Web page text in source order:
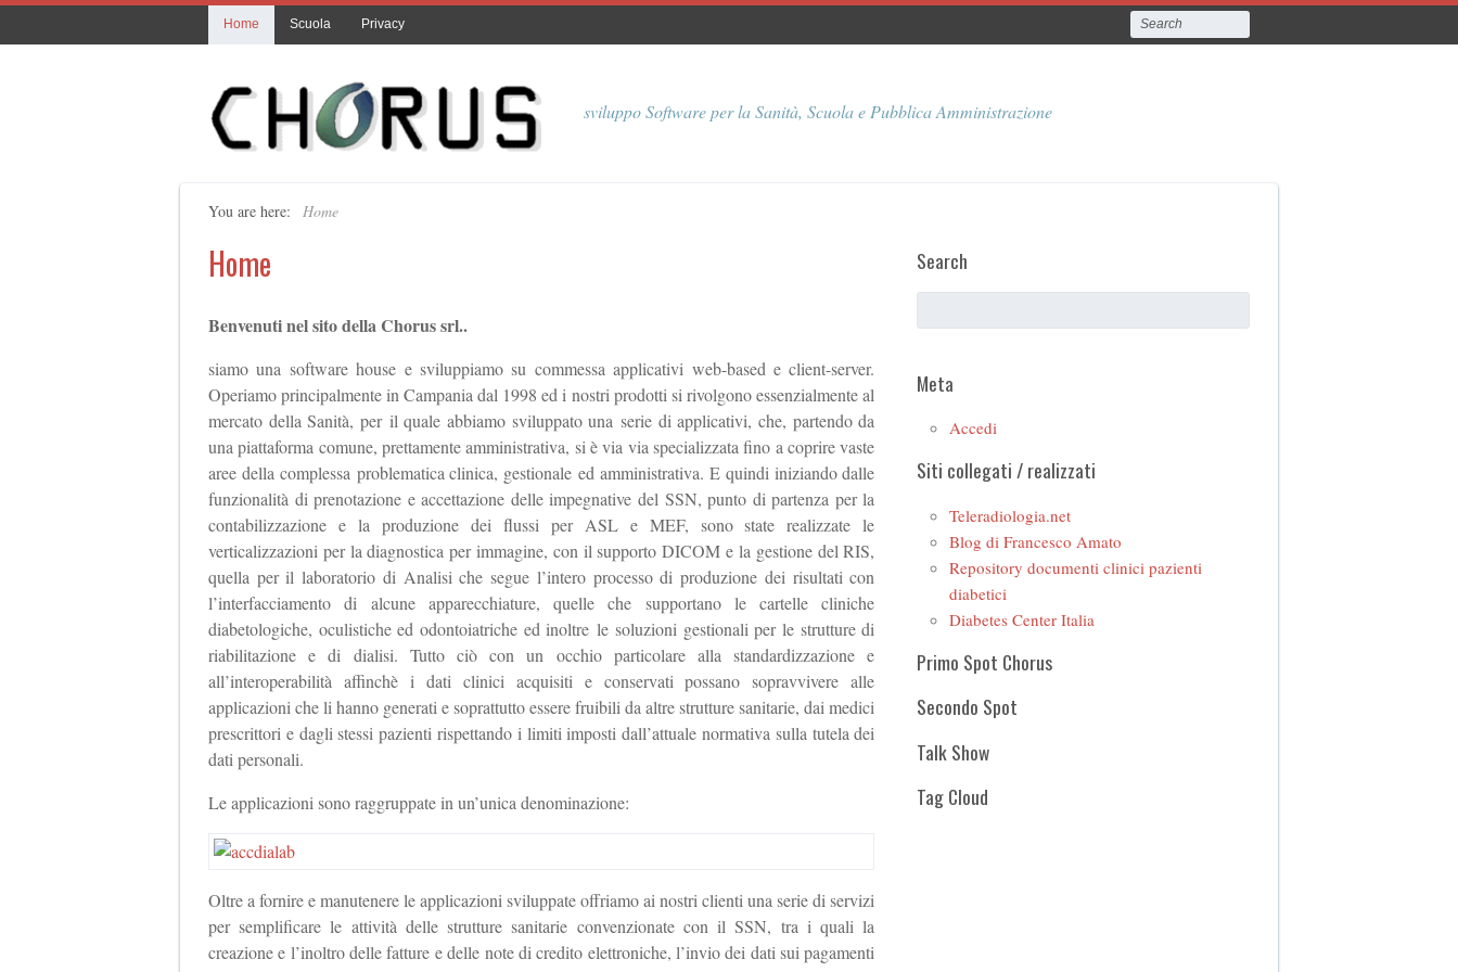
Home Scuola Privacy
sviluppo Software per la Sanità, Scuola e Pubblica Amministrazione
You are here: Home
Home
Benvenuti nel sito della Chorus srl..
siamo una software house e sviluppiamo su commessa applicativi web-based e client-server.
Operiamo principalmente in Campania dal 1998 ed i nostri prodotti si rivolgono essenzialmente al
mercato della Sanità, per il quale abbiamo sviluppato una serie di applicativi, che, partendo da
una piattaforma comune, prettamente amministrativa, si è via via specializzata fino a coprire vaste
aree della complessa problematica clinica, gestionale ed amministrativa. E quindi iniziando dalle
funzionalità di prenotazione e accettazione delle impegnative del SSN, punto di partenza per la
contabilizzazione e la produzione dei flussi per ASL e MEF, sono state realizzate le
verticalizzazioni per la diagnostica per immagine, con il supporto DICOM e la gestione del RIS,
quella per il laboratorio di Analisi che segue l’intero processo di produzione dei risultati con
l’interfacciamento di alcune apparecchiature, quelle che supportano le cartelle cliniche
diabetologiche, oculistiche ed odontoiatriche ed inoltre le soluzioni gestionali per le strutture di
riabilitazione e di dialisi. Tutto ciò con un occhio particolare alla standardizzazione e
all’interoperabilità affinchè i dati clinici acquisiti e conservati possano sopravvivere alle
applicazioni che li hanno generati e soprattutto essere fruibili da altre strutture sanitarie, dai medici
prescrittori e dagli stessi pazienti rispettando i limiti imposti dall’attuale normativa sulla tutela dei
dati personali.
Le applicazioni sono raggruppate in un’unica denominazione:
Oltre a fornire e manutenere le applicazioni sviluppate offriamo ai nostri clienti una serie di servizi
per semplificare le attività delle strutture sanitarie convenzionate con il SSN, tra i quali la
creazione e l’inoltro delle fatture e delle note di credito elettroniche, l’invio dei dati sui pagamenti
Search
Meta
Accedi
Siti collegati / realizzati
Teleradiologia.net
Blog di Francesco Amato
Repository documenti clinici pazienti
diabetici
Diabetes Center Italia
Primo Spot Chorus
Secondo Spot
Talk Show
Tag Cloud